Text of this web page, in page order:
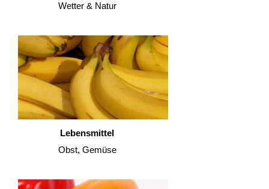
Wetter & Natur
Lebensmittel
Obst, Gemüse